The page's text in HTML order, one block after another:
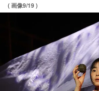
( 画像9/19 )